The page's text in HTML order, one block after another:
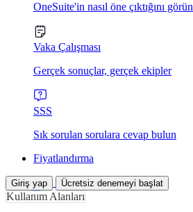
OneSuite'in nasıl öne çıktığını görün
Vaka Çalışması
Gerçek sonuçlar, gerçek ekipler
SSS
Sık sorulan sorulara cevap bulun
Fiyatlandırma
Giriş yap Ücretsiz denemeyi başlat
Kullanım Alanları